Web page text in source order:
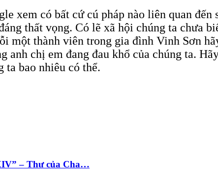
xem có bất cứ cú pháp nào liên quan đến
thất vọng. Có lẽ xã hội chúng ta chưa
một thành viên trong gia đình Vinh Sơn
chị em đang đau khổ của chúng ta.
ta bao nhiêu có thể.
– Thư của Cha…